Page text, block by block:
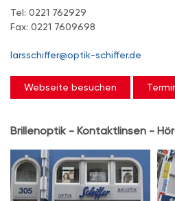
Tel: 0221 762929
Fax: 0221 7609698
larsschiffer@optik-schiffer.de
Webseite besuchen
Brillenoptik - Kontaktlinsen -